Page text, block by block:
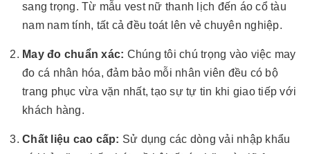
sang trọng. Từ mẫu vest nữ thanh lịch đến áo cổ tàu
nam nam tính, tất cả đều toát lên vẻ chuyên nghiệp.
May đo chuẩn xác: Chúng tôi chú trọng vào việc may
đo cá nhân hóa, đảm bảo mỗi nhân viên đều có bộ
trang phục vừa vặn nhất, tạo sự tự tin khi giao tiếp với
khách hàng.
Chất liệu cao cấp: Sử dụng các dòng vải nhập khẩu